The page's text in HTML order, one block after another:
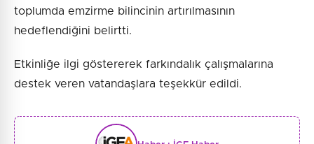
toplumda emzirme bilincinin artırılmasının
hedeflendiğini belirtti.
Etkinliğe ilgi göstererek farkındalık çalışmalarına
destek veren vatandaşlara teşekkür edildi.